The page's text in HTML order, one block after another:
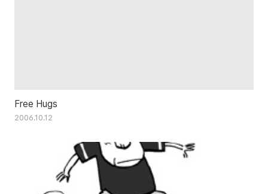
Free Hugs
2006.10.12